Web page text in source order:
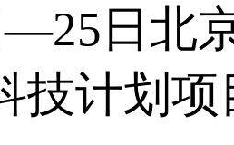
日北
技计划